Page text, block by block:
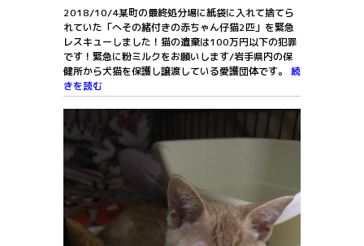
2018/10/4某町の最終処分場に紙袋に入れて捨てら
れていた「へその緒付きの赤ちゃん仔猫2匹」を緊急
レスキューしました！猫の遺棄は100万円以下の犯罪
です！緊急に粉ミルクをお願いします/岩手県内の保
健所から犬猫を保護し譲渡している愛護団体です。 続
きを読む